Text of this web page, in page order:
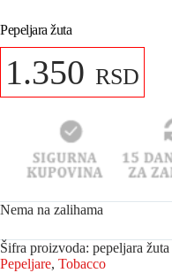
Pepeljara žuta
1.350 RSD
Nema na zalihama
Šifra proizvoda: pepeljara žuta
Pepeljare, Tobacco